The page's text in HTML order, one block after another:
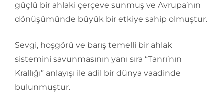
güçlü bir ahlaki çerçeve sunmuş ve Avrupa’nın
dönüşümünde büyük bir etkiye sahip olmuştur.
Sevgi, hoşgörü ve barış temelli bir ahlak
sistemini savunmasının yanı sıra “Tanrı’nın
Krallığı” anlayışı ile adil bir dünya vaadinde
bulunmuştur.